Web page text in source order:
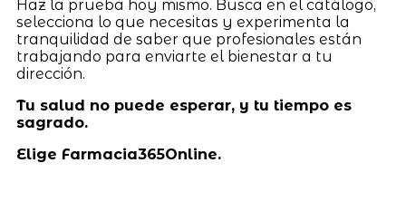
Haz la prueba hoy mismo. Busca en el catálogo,
selecciona lo que necesitas y experimenta la
tranquilidad de saber que profesionales están
trabajando para enviarte el bienestar a tu
dirección.
Tu salud no puede esperar, y tu tiempo es
sagrado.
Elige Farmacia365Online.